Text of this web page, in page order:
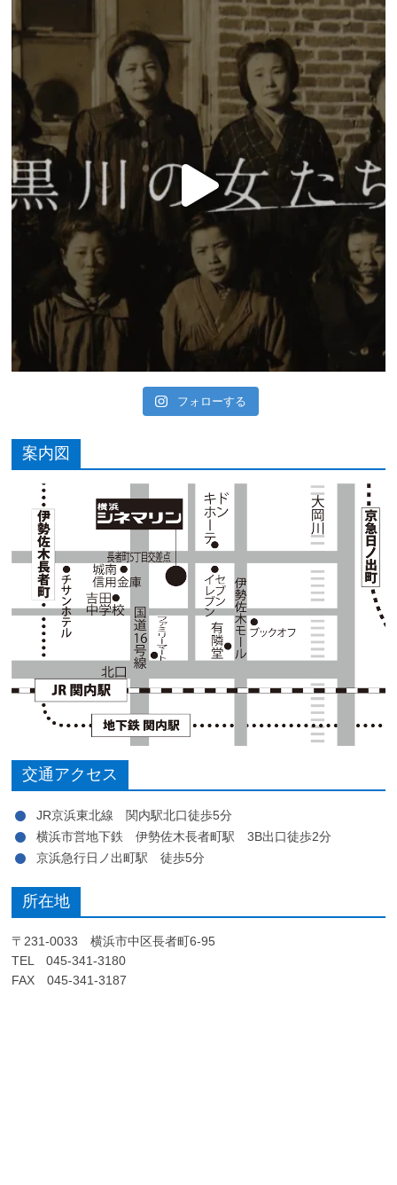
フォローする
案内図
交通アクセス
JR京浜東北線 関内駅北口徒歩5分
横浜市営地下鉄 伊勢佐木長者町駅 3B出口徒歩2分
京浜急行日ノ出町駅 徒歩5分
所在地
〒231-0033 横浜市中区長者町6-95
TEL 045-341-3180
FAX 045-341-3187